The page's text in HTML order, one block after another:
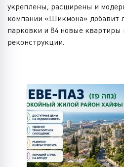
укреплены, расширены и
компании «Шикмона» добавит
парковки и 84 новые квартиры
реконструкции.